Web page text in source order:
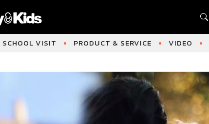
SCHOOL VISIT PRODUCT & SERVICE VIDEO